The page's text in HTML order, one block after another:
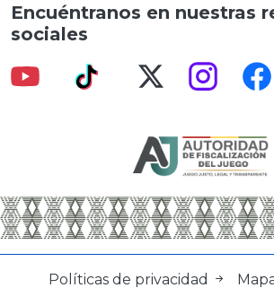
Encuéntranos en nuestras
sociales
Políticas de privacidad